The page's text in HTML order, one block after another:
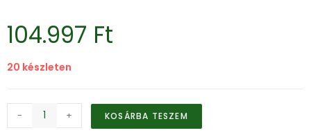
104.997 Ft
20 készleten
- + KOSÁRBA TESZEM